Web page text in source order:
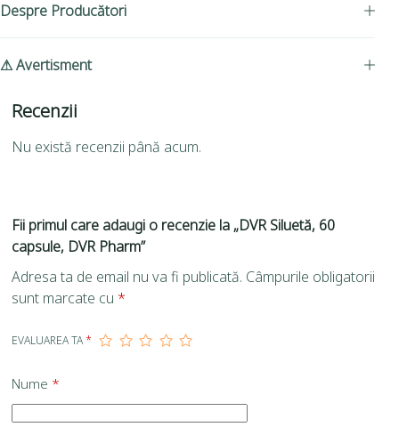
Despre Producători
⚠ Avertisment
Recenzii
Nu există recenzii până acum.
Fii primul care adaugi o recenzie la „DVR Siluetă, 60
capsule, DVR Pharm”
Adresa ta de email nu va fi publicată. Câmpurile obligatorii
sunt marcate cu *
EVALUAREA TA*
Nume *